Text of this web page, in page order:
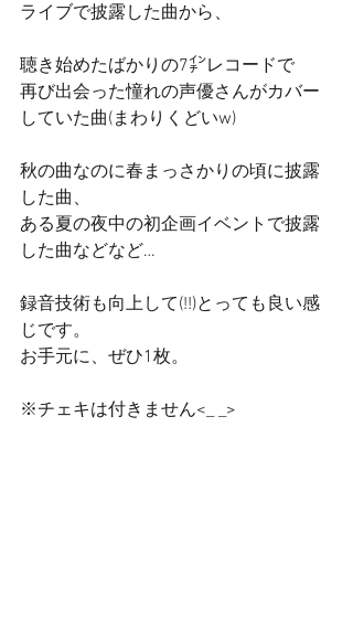
ライブで披露した曲から、
聴き始めたばかりの7㌅レコードで
再び出会った憧れの声優さんがカバー
していた曲(まわりくどいw)
秋の曲なのに春まっさかりの頃に披露
した曲、
ある夏の夜中の初企画イベントで披露
した曲などなど…
録音技術も向上して(!!)とっても良い感
じです。
お手元に、ぜひ1枚。
※チェキは付きません<_ _>